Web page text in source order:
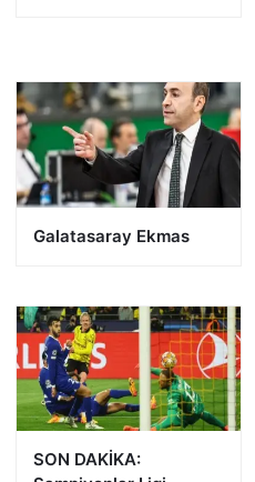
Galatasaray Ekmas
SON DAKİKA: